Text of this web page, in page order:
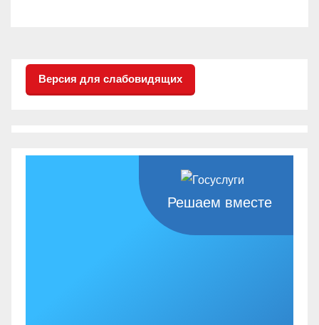
Версия для слабовидящих
Решаем вместе